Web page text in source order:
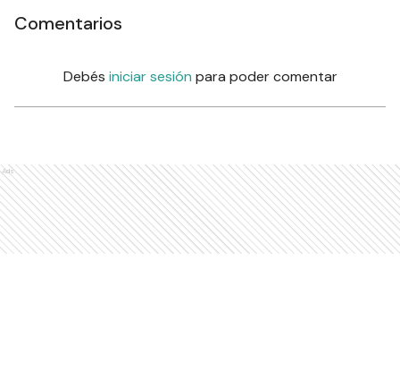
Comentarios
Debés iniciar sesión para poder comentar
Ads